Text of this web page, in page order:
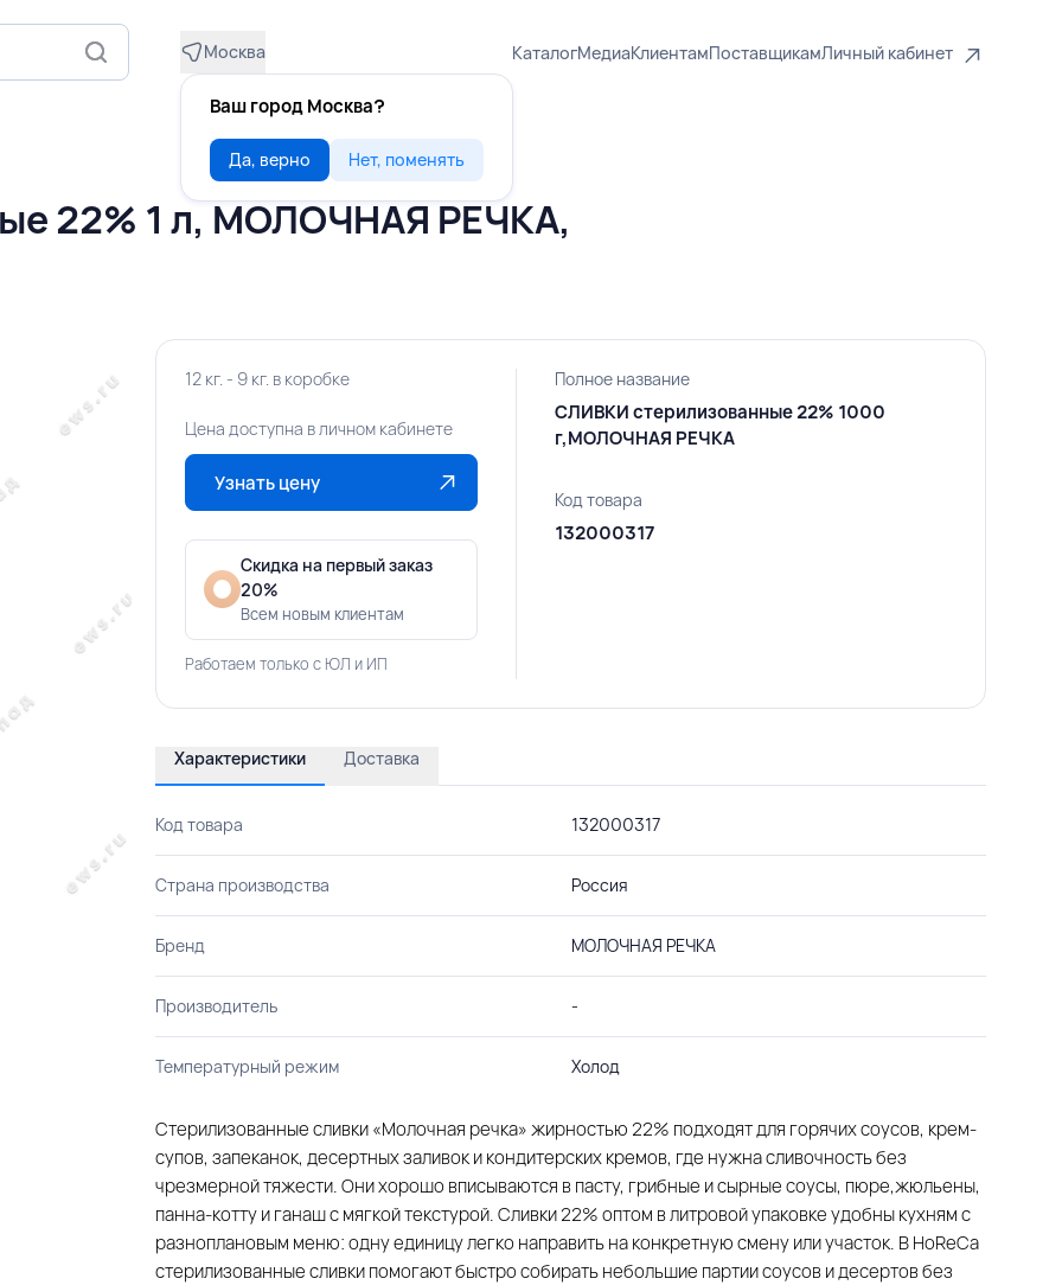
Москва
Ваш город Москва?
Да, верно Нет, поменять
КаталогМедиаКлиентамПоставщикамЛичный кабинет
22% 1 л, МОЛОЧНАЯ РЕЧКА,
12 кг. - 9 кг. в коробке
Цена доступна в личном кабинете
Узнать цену
Скидка на первый заказ
20%
Всем новым клиентам
Работаем только с ЮЛ и ИП
Полное название
СЛИВКИ стерилизованные 22% 1000
г,МОЛОЧНАЯ РЕЧКА
Код товара
132000317
Характеристики Доставка
Код товара 132000317
Страна производства Россия
Бренд МОЛОЧНАЯ РЕЧКА
Производитель -
Температурный режим Холод
Стерилизованные сливки «Молочная речка» жирностью 22% подходят для горячих соусов, крем-
супов, запеканок, десертных заливок и кондитерских кремов, где нужна сливочность без
чрезмерной тяжести. Они хорошо вписываются в пасту, грибные и сырные соусы, пюре,жюльены,
панна-котту и ганаш с мягкой текстурой. Сливки 22% оптом в литровой упаковке удобны кухням с
разноплановым меню: одну единицу легко направить на конкретную смену или участок. В HoReCa
стерилизованные сливки помогают быстро собирать небольшие партии соусов и десертов без